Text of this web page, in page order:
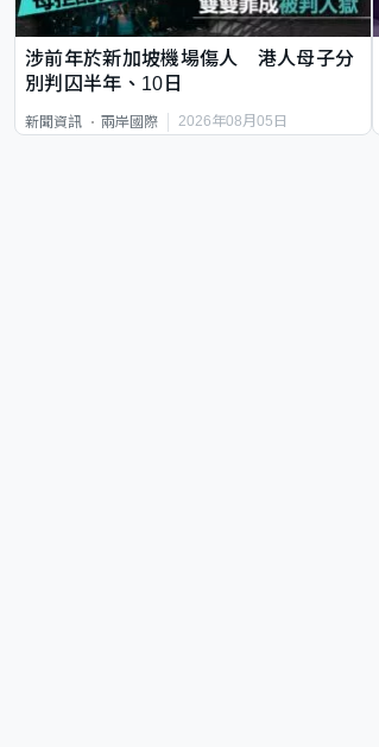
涉前年於新加坡機場傷人 港人母子分
別判囚半年、10日
新聞資訊 兩岸國際 2026年08月05日